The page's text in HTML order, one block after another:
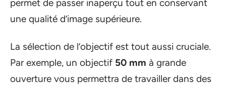
permet de passer inaperçu tout en conservant
une qualité d’image supérieure.
La sélection de l’objectif est tout aussi cruciale.
Par exemple, un objectif 50 mm à grande
ouverture vous permettra de travailler dans des